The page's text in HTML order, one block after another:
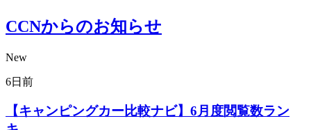
CCNからのお知らせ
New
6日前
【キャンピングカー比較ナビ】6月度閲覧数ラン